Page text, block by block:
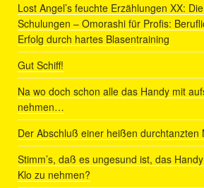
Lost Angel’s feuchte Erzählungen XX:
Schulungen – Omorashi für Profis:
Erfolg durch hartes Blasentraining
Gut Schiff!
Na wo doch schon alle das Handy mit
nehmen…
Der Abschluß einer heißen durchtanzten
Stimm’s, daß es ungesund ist, das
Klo zu nehmen?